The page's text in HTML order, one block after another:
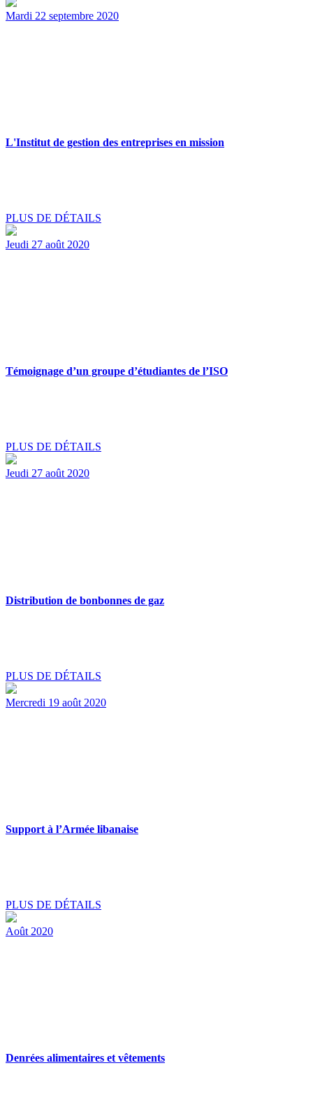
Mardi 22 septembre 2020
L'Institut de gestion des entreprises en mission
PLUS DE DÉTAILS
Jeudi 27 août 2020
Témoignage d’un groupe d’étudiantes de l’ISO
PLUS DE DÉTAILS
Jeudi 27 août 2020
Distribution de bonbonnes de gaz
PLUS DE DÉTAILS
Mercredi 19 août 2020
Support à l’Armée libanaise
PLUS DE DÉTAILS
Août 2020
Denrées alimentaires et vêtements